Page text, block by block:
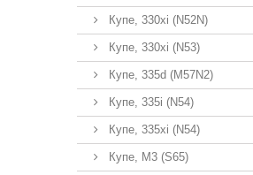
Купе, 330xi (N52N)
Купе, 330xi (N53)
Купе, 335d (M57N2)
Купе, 335i (N54)
Купе, 335xi (N54)
Купе, M3 (S65)